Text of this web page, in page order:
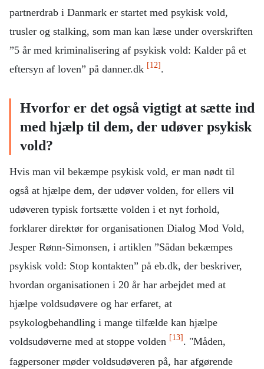
partnerdrab i Danmark er startet med psykisk vold,
trusler og stalking, som man kan læse under overskriften
”5 år med kriminalisering af psykisk vold: Kalder på et
eftersyn af loven” på danner.dk [12] .
Hvorfor er det også vigtigt at sætte ind
med hjælp til dem, der udøver psykisk
vold?
Hvis man vil bekæmpe psykisk vold, er man nødt til
også at hjælpe dem, der udøver volden, for ellers vil
udøveren typisk fortsætte volden i et nyt forhold,
forklarer direktør for organisationen Dialog Mod Vold,
Jesper Rønn-Simonsen, i artiklen ”Sådan bekæmpes
psykisk vold: Stop kontakten” på eb.dk, der beskriver,
hvordan organisationen i 20 år har arbejdet med at
hjælpe voldsudøvere og har erfaret, at
psykologbehandling i mange tilfælde kan hjælpe
voldsudøverne med at stoppe volden [13] . "Måden,
fagpersoner møder voldsudøveren på, har afgørende